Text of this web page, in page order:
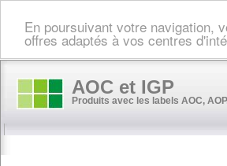
En poursuivant votre navigation,
offres adaptés à vos centres
AOC et IGP
Produits avec les labels AOC,